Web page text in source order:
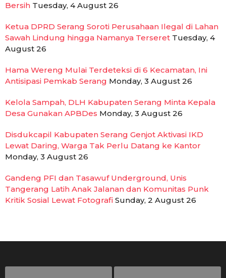
Bersih Tuesday, 4 August 26
Ketua DPRD Serang Soroti Perusahaan Ilegal di Lahan
Sawah Lindung hingga Namanya Terseret Tuesday, 4
August 26
Hama Wereng Mulai Terdeteksi di 6 Kecamatan, Ini
Antisipasi Pemkab Serang Monday, 3 August 26
Kelola Sampah, DLH Kabupaten Serang Minta Kepala
Desa Gunakan APBDes Monday, 3 August 26
Disdukcapil Kabupaten Serang Genjot Aktivasi IKD
Lewat Daring, Warga Tak Perlu Datang ke Kantor
Monday, 3 August 26
Gandeng PFI dan Tasawuf Underground, Unis
Tangerang Latih Anak Jalanan dan Komunitas Punk
Kritik Sosial Lewat Fotografi Sunday, 2 August 26